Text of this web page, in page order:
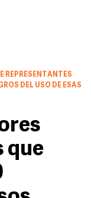
REPRESENTANTES
DEL USO DE ESAS
que